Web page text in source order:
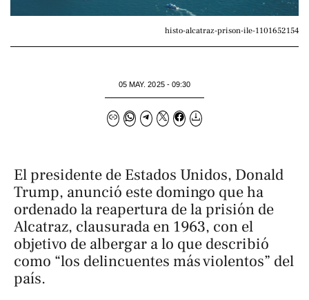
histo-alcatraz-prison-ile-1101652154
05 MAY. 2025 - 09:30
El presidente de Estados Unidos, Donald
Trump, anunció este domingo que ha
ordenado la reapertura de la prisión de
Alcatraz, clausurada en 1963, con el
objetivo de albergar a lo que describió
como “los delincuentes más violentos” del
país.